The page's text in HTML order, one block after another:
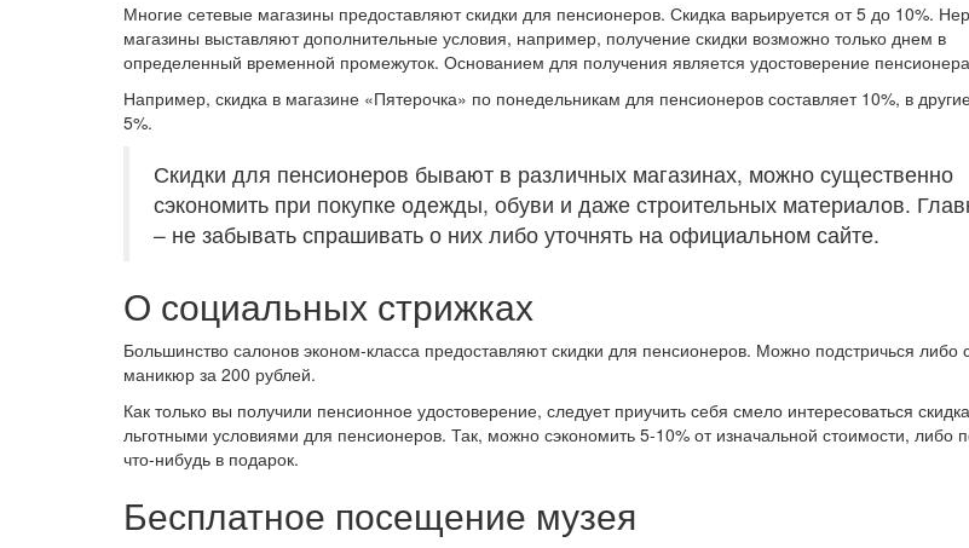
Многие сетевые магазины предоставляют скидки для пенсионеров. Скидка варьируется от 5 до 10%.
магазины выставляют дополнительные условия, например, получение скидки возможно только днем в
определенный временной промежуток. Основанием для получения является удостоверение
Например, скидка в магазине «Пятерочка» по понедельникам для пенсионеров составляет 10%, в
5%.
Скидки для пенсионеров бывают в различных магазинах, можно существенно
сэкономить при покупке одежды, обуви и даже строительных материалов.
– не забывать спрашивать о них либо уточнять на официальном сайте.
О социальных стрижках
Большинство салонов эконом-класса предоставляют скидки для пенсионеров. Можно подстричься либо
маникюр за 200 рублей.
Как только вы получили пенсионное удостоверение, следует приучить себя смело интересоваться
льготными условиями для пенсионеров. Так, можно сэкономить 5-10% от изначальной стоимости, либо
что-нибудь в подарок.
Бесплатное посещение музея